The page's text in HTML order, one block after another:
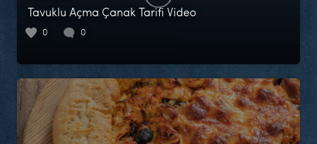
Tavuklu Açma Çanak Tarifi Video
0 0